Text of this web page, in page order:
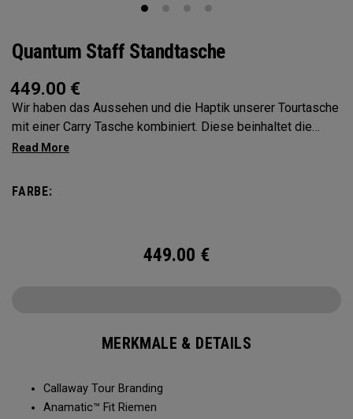
Quantum Staff Standtasche
449.00 €
Wir haben das Aussehen und die Haptik unserer Tourtasche
mit einer Carry Tasche kombiniert. Diese beinhaltet die
neuen Anamatic™ Fit Riemen, eine gummierte Shield™ 4-
Hüftpolster für das ultimative Tragen auf dem Golfplatz.
FARBE:
449.00 €
MERKMALE & DETAILS
Callaway Tour Branding
Anamatic™ Fit Riemen